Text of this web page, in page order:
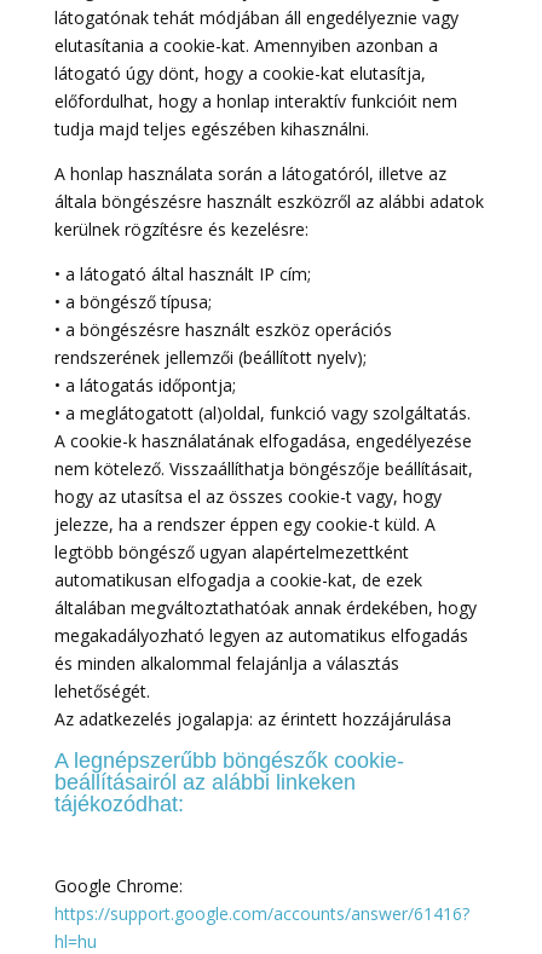
látogatónak tehát módjában áll engedélyeznie vagy
elutasítania a cookie-kat. Amennyiben azonban a
látogató úgy dönt, hogy a cookie-kat elutasítja,
előfordulhat, hogy a honlap interaktív funkcióit nem
tudja majd teljes egészében kihasználni.
A honlap használata során a látogatóról, illetve az
általa böngészésre használt eszközről az alábbi adatok
kerülnek rögzítésre és kezelésre:
• a látogató által használt IP cím;
• a böngésző típusa;
• a böngészésre használt eszköz operációs
rendszerének jellemzői (beállított nyelv);
• a látogatás időpontja;
• a meglátogatott (al)oldal, funkció vagy szolgáltatás.
A cookie-k használatának elfogadása, engedélyezése
nem kötelező. Visszaállíthatja böngészője beállításait,
hogy az utasítsa el az összes cookie-t vagy, hogy
jelezze, ha a rendszer éppen egy cookie-t küld. A
legtöbb böngésző ugyan alapértelmezettként
automatikusan elfogadja a cookie-kat, de ezek
általában megváltoztathatóak annak érdekében, hogy
megakadályozható legyen az automatikus elfogadás
és minden alkalommal felajánlja a választás
lehetőségét.
Az adatkezelés jogalapja: az érintett hozzájárulása
A legnépszerűbb böngészők cookie-
beállításairól az alábbi linkeken
tájékozódhat:
Google Chrome:
https://support.google.com/accounts/answer/61416?
hl=hu